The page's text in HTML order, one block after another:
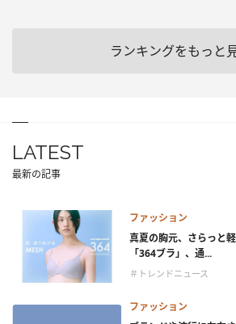
ランキングをもっと
LATEST
最新の記事
ファッション
真夏の胸元、さらっと
「364ブラ」、通...
＃トレンドニュース
ファッション